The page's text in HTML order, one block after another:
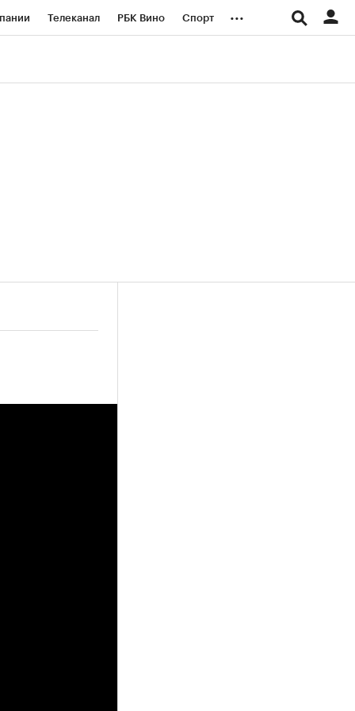
Телеканал РБК Вино Спорт ...